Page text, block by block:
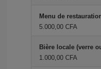
Menu de
5.000,00 CFA
Bière locale (verre
1.000,00 CFA